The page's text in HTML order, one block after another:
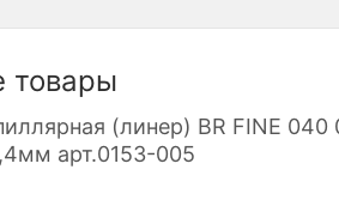
товары
арт.0153-005